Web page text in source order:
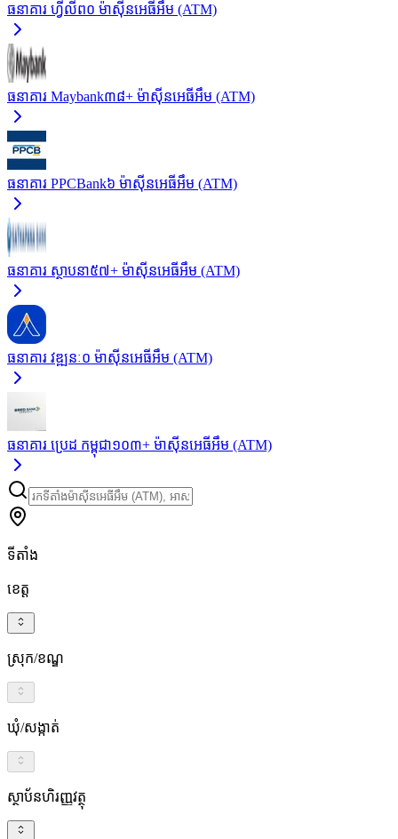
ធនាគារ ហ្វីលីព០ ម៉ាស៊ីនអេធីអឹម (ATM)
ធនាគារ Maybank៣៨+ ម៉ាស៊ីនអេធីអឹម (ATM)
ធនាគារ PPCBank៦ ម៉ាស៊ីនអេធីអឹម (ATM)
ធនាគារ ស្ថាបនា៥៧+ ម៉ាស៊ីនអេធីអឹម (ATM)
ធនាគារ វឌ្ឍនៈ០ ម៉ាស៊ីនអេធីអឹម (ATM)
ធនាគារ ប្រេដ កម្ពុជា១០៣+ ម៉ាស៊ីនអេធីអឹម (ATM)
ទីតាំង
ខេត្ត
ស្រុក/ខណ្ឌ
ឃុំ/សង្កាត់
ស្ថាប័នហិរញ្ញវត្ថុ